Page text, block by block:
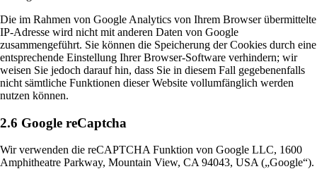
Die im Rahmen von Google Analytics von Ihrem Browser übermittelte
IP-Adresse wird nicht mit anderen Daten von Google
zusammengeführt. Sie können die Speicherung der Cookies durch eine
entsprechende Einstellung Ihrer Browser-Software verhindern; wir
weisen Sie jedoch darauf hin, dass Sie in diesem Fall gegebenenfalls
nicht sämtliche Funktionen dieser Website vollumfänglich werden
nutzen können.
2.6 Google reCaptcha
Wir verwenden die reCAPTCHA Funktion von Google LLC, 1600
Amphitheatre Parkway, Mountain View, CA 94043, USA („Google“).